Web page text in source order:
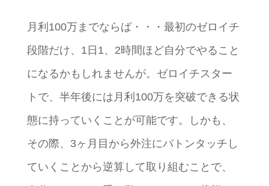
月利100万までならば・・・最初のゼロイチ
段階だけ、1日1、2時間ほど自分でやること
になるかもしれませんが。ゼロイチスター
トで、半年後には月利100万を突破できる状
態に持っていくことが可能です。しかも、
その際、3ヶ月目から外注にバトンタッチし
ていくことから逆算して取り組むことで、